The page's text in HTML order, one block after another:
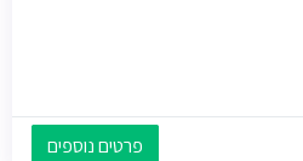
פרטים נוספים